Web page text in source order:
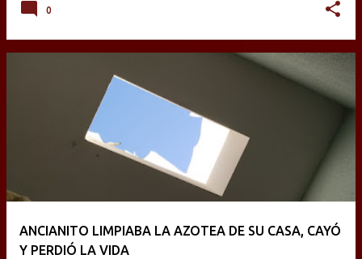
0
ANCIANITO LIMPIABA LA AZOTEA DE SU CASA, CAYÓ
Y PERDIÓ LA VIDA